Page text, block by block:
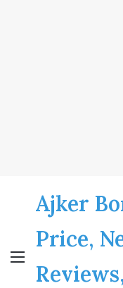
Menu
Ajker
Price,